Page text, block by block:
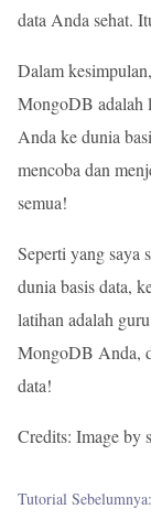
data Anda sehat.
Dalam
MongoDB adalah
Anda ke dunia
mencoba dan
semua!
Seperti yang saya
dunia basis data,
latihan adalah
MongoDB Anda,
data!
Credits: Image by
Tutorial Sebelumnya: